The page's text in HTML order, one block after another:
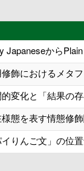
Japaneseから
飾におけるメタ
変化と「結果の
態を表す情態修
イりんご文」の位